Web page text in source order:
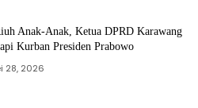
Anak-Anak, Ketua DPRD Karawang
Kurban Presiden Prabowo
28, 2026